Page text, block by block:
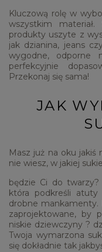
Kluczową rolę w
wszystkim
produkty uszyte z
jak dzianina, jeans
wygodne, odporne
perfekcyjnie
Przekonaj się sama!
JAK
Masz już na oku jakiś
nie wiesz, w jakiej
będzie Ci do
która podkreśli
drobne mankamenty.
zaprojektowane, by
niskie dziewczyny ?
Twoja wymarzona
się dokładnie tak